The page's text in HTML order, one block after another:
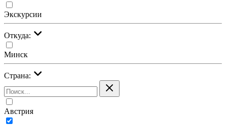
Экскурсии
Откуда:
Минск
Страна:
Австрия